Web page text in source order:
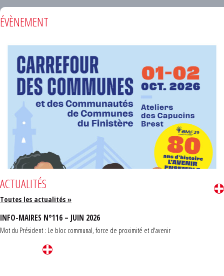
ÉVÈNEMENT
ACTUALITÉS
Toutes les actualités »
INFO-MAIRES N°116 – JUIN 2026
Mot du Président : Le bloc communal, force de proximité et d'avenir